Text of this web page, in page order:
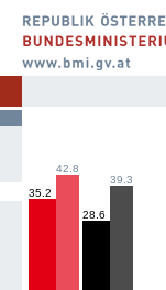
35.2
42.8
28.6
39.3